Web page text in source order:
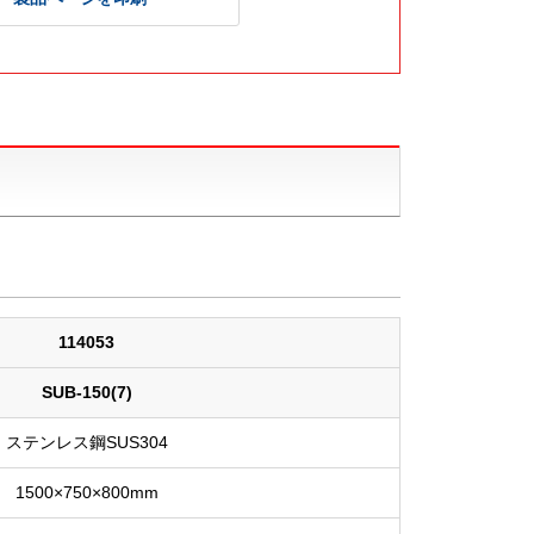
114053
SUB-150(7)
ステンレス鋼SUS304
1500×750×800mm